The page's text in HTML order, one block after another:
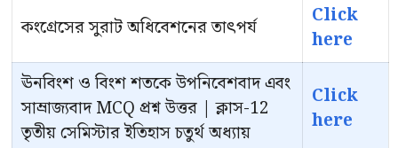
কংগ্রেসের সুরাট অধিবেশনের তাৎপর্য
Click
here
ঊনবিংশ ও বিংশ শতকে উপনিবেশবাদ এবং
সাম্রাজ্যবাদ MCQ প্রশ্ন উত্তর | ক্লাস-12
তৃতীয় সেমিস্টার ইতিহাস চতুর্থ অধ্যায়
Click
here